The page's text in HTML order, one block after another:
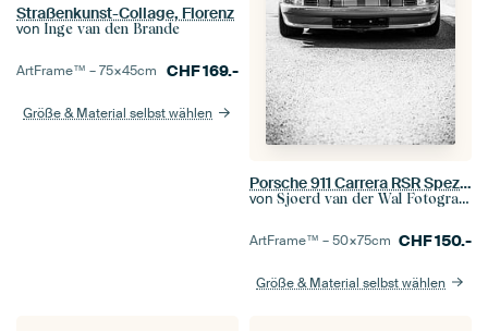
Straßenkunst-Collage, Florenz
von Inge van den Brande
ArtFrame™ –75×45cm CHF169.-
Größe & Material selbst wählen
Porsche 911 Carrera RSR Spezifikation 1972 klassischer Rennwagen Frontansicht
von Sjoerd van der Wal Fotografie
ArtFrame™ –50×75cm CHF150.-
Größe & Material selbst wählen